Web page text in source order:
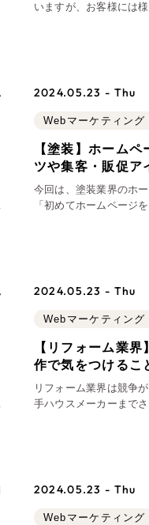
ェクト
を目的としたマーケティング代
ーティング
を目的とした採用業務代行
いますが、お客様には
2024.05.23 - Thu
Webマーケティング
【塗装】ホーム
ツや集客・販促ア
今回は、塗装業界のホ
「初めてホームペー
2024.05.23 - Thu
Webマーケティング
【リフォーム業
作で気をつけるこ
リフォーム業界は競争
手ハウスメーカーまで
2024.05.23 - Thu
Webマーケティング